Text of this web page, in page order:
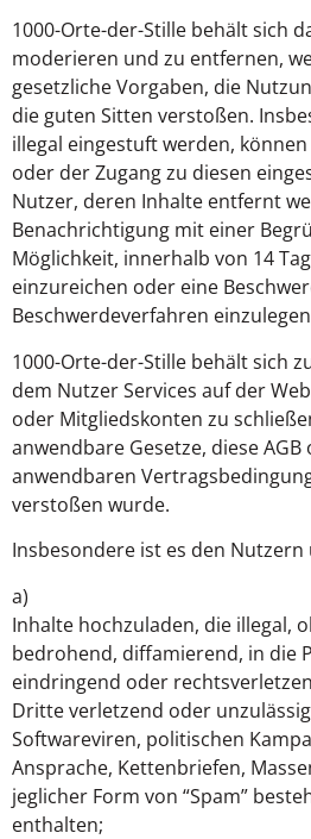
1000-Orte-der-Stille behält sich
moderieren und zu entfernen,
gesetzliche Vorgaben, die
die guten Sitten verstoßen.
illegal eingestuft werden,
oder der Zugang zu diesen
Nutzer, deren Inhalte entfernt
Benachrichtigung mit einer
Möglichkeit, innerhalb von 14
einzureichen oder eine
Beschwerdeverfahren
1000-Orte-der-Stille behält sich
dem Nutzer Services auf der
oder Mitgliedskonten zu
anwendbare Gesetze, diese
anwendbaren
verstoßen wurde.
Insbesondere ist es den
a)
Inhalte hochzuladen, die illegal,
bedrohend, diffamierend, in die
eindringend oder
Dritte verletzend oder
Softwareviren, politischen
Ansprache, Kettenbriefen,
jeglicher Form von “Spam”
enthalten;